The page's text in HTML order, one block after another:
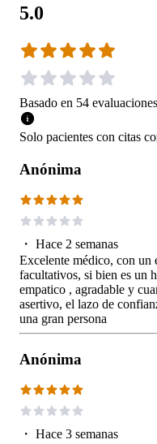
5.0
Basado en 54 evaluaciones
Solo pacientes con citas
Anónima
・ Hace 2 semanas
Excelente médico, con un
facultativos, si bien es un
empatico , agradable y
asertivo, el lazo de
una gran persona
Anónima
・ Hace 3 semanas